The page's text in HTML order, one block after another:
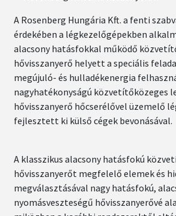
A Rosenberg Hungária Kft. a fenti
érdekében a légkezelőgépekben
alacsony hatásfokkal működő
hővisszanyerő helyett a speciális
megújuló- és hulladékenergia
nagyhatékonyságú közvetítőközeges
hővisszanyerő hőcserélővel üzemelő
fejlesztett ki külső cégek bevonásával.
A klasszikus alacsony hatásfokú
hővisszanyerőt megfelelő elemek és
megválasztásával nagy hatásfokú,
nyomásveszteségű hővisszanyerővé